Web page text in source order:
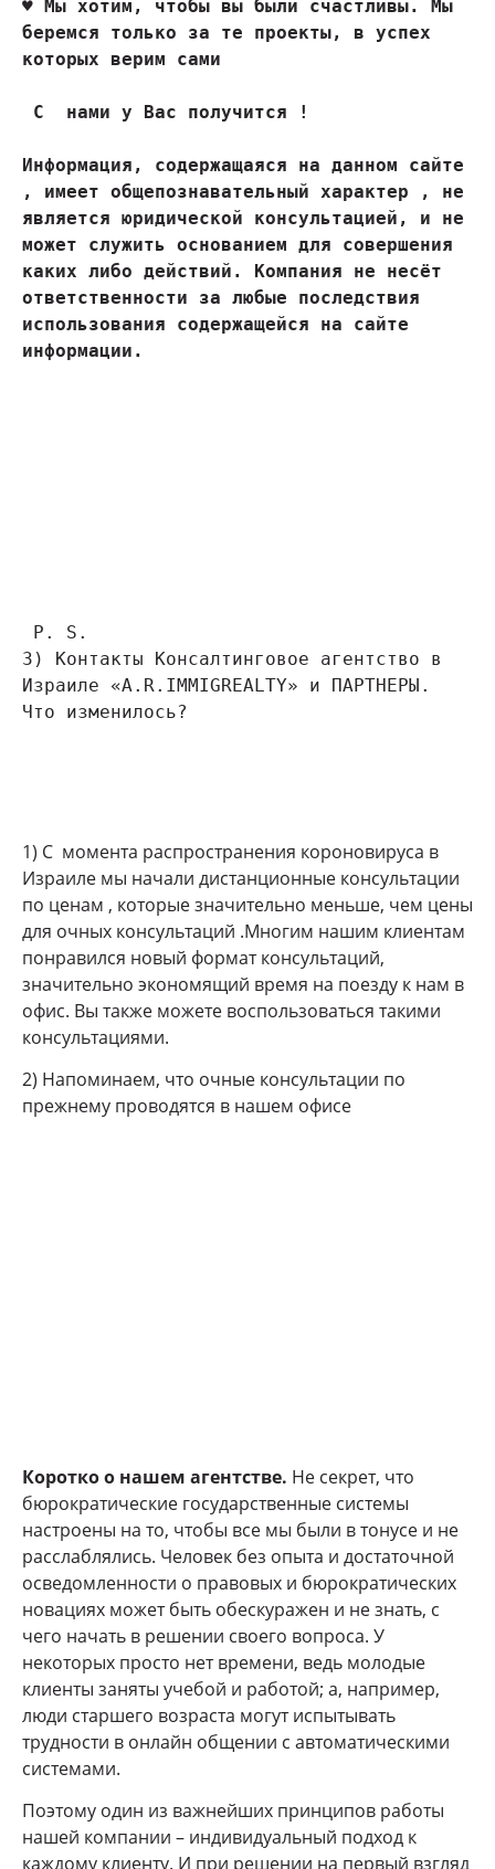
♥
Мы хотим, чтобы вы были счастливы. Мы
беремся только за те проекты, в успех
которых верим сами
С  нами у Вас получится !
Информация, содержащаяся на данном сайте
, имеет общепознавательный характер , не
является юридической консультацией, и не
может служить основанием для совершения
каких либо действий. Компания не несёт
ответственности за любые последствия
использования содержащейся на сайте
P. S.
3) Контакты Консалтинговое агентство в
Израиле «A.R.IMMIGREALTY» и ПАРТНЕРЫ.
Что изменилось?
1) С момента распространения короновируса в
Израиле мы начали дистанционные консультации
по ценам , которые значительно меньше, чем цены
для очных консультаций .Многим нашим клиентам
понравился новый формат консультаций,
значительно экономящий время на поезду к нам в
офис. Вы также можете воспользоваться такими
консультациями.
2) Напоминаем, что очные консультации по
прежнему проводятся в нашем офисе
Коротко о нашем агентстве. Не секрет, что
бюрократические государственные системы
настроены на то, чтобы все мы были в тонусе и не
расслаблялись. Человек без опыта и достаточной
осведомленности о правовых и бюрократических
новациях может быть обескуражен и не знать, с
чего начать в решении своего вопроса. У
некоторых просто нет времени, ведь молодые
клиенты заняты учебой и работой; а, например,
люди старшего возраста могут испытывать
трудности в онлайн общении с автоматическими
системами.
Поэтому один из важнейших принципов работы
нашей компании – индивидуальный подход к
каждому клиенту. И при решении на первый взгляд